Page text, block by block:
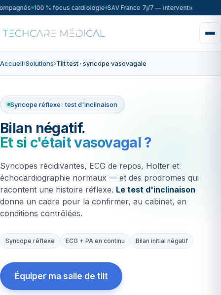
100 % focus cardiologie SAV France 7j/7 — intervention sous
Accueil›Solutions›Tilt test · syncope vasovagale
Syncope réflexe · test d'inclinaison
Bilan négatif.
Et si c'était vasovagal ?
Syncopes récidivantes, ECG de repos, Holter et
échocardiographie normaux — et des prodromes qui
racontent une histoire réflexe. Le test d'inclinaison
donne un cadre pour la confirmer, au cabinet, en
conditions contrôlées.
Syncope réflexe ECG + PA en continu Bilan initial négatif
Équiper ma salle de tilt